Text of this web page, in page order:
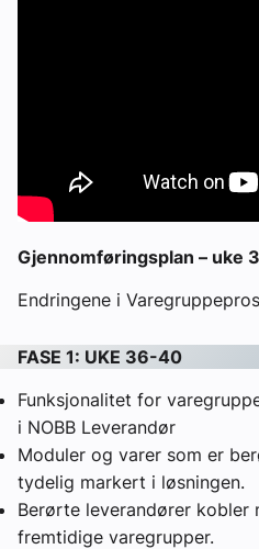
Gjennomføringsplan – uke
Endringene i
FASE 1: UKE 36-40
Funksjonalitet for
i NOBB Leverandør
Moduler og varer som er
tydelig markert i løsningen.
Berørte leverandører kobler
fremtidige varegrupper.